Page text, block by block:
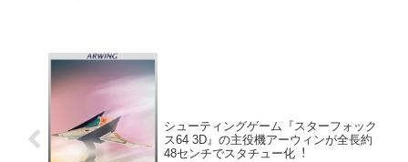
を遊んでみた動画が公開された。
シューティングゲーム『スターフォック
ス64 3D』の主役機アーウィンが全長約
48センチでスタチュー化︕